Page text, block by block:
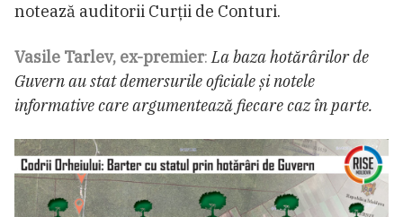
notează auditorii Curții de Conturi.
Vasile Tarlev, ex-premier: La baza hotărârilor de
Guvern au stat demersurile oficiale și notele
informative care argumentează fiecare caz în parte.